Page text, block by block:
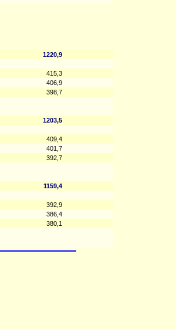
1220,9
415,3
406,9
398,7
1203,5
409,4
401,7
392,7
1159,4
392,9
386,4
380,1